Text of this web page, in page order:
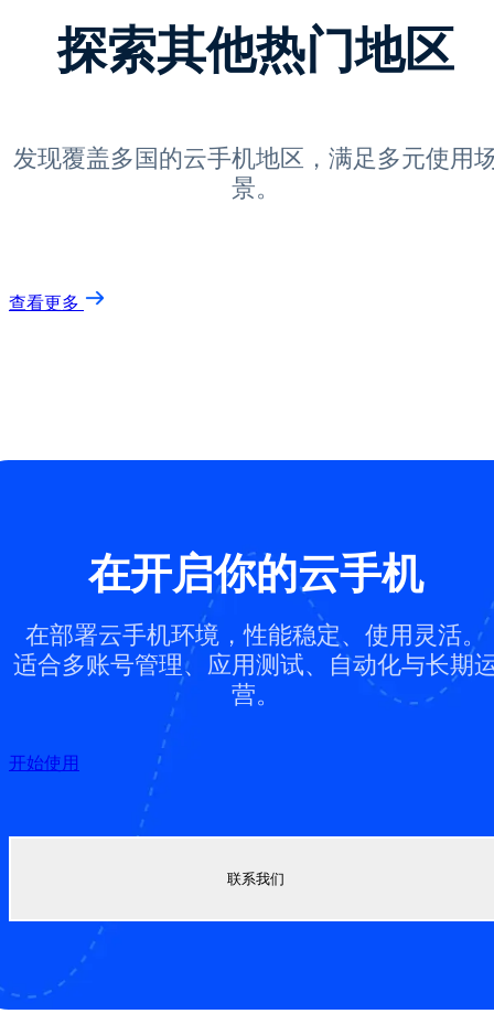
探索其他热门地区
发现覆盖多国的云手机地区，满足多元使用
景。
查看更多
在开启你的云手机
在部署云手机环境，性能稳定、使用灵活。
适合多账号管理、应用测试、自动化与长期
营。
开始使用
联系我们